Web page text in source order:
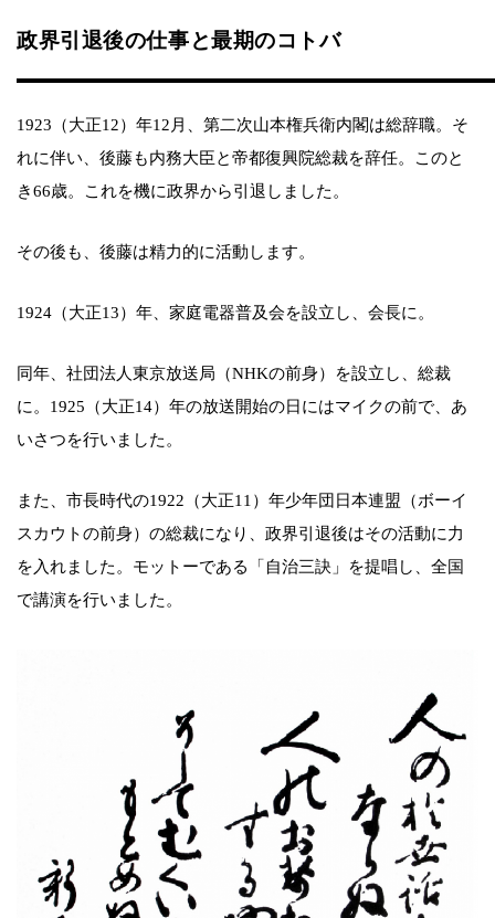
政界引退後の仕事と最期のコトバ
1923（大正12）年12月、第二次山本権兵衛内閣は総辞職。そ
れに伴い、後藤も内務大臣と帝都復興院総裁を辞任。このと
き66歳。これを機に政界から引退しました。
その後も、後藤は精力的に活動します。
1924（大正13）年、家庭電器普及会を設立し、会長に。
同年、社団法人東京放送局（NHKの前身）を設立し、総裁
に。1925（大正14）年の放送開始の日にはマイクの前で、あ
いさつを行いました。
また、市長時代の1922（大正11）年少年団日本連盟（ボーイ
スカウトの前身）の総裁になり、政界引退後はその活動に力
を入れました。モットーである「自治三訣」を提唱し、全国
で講演を行いました。